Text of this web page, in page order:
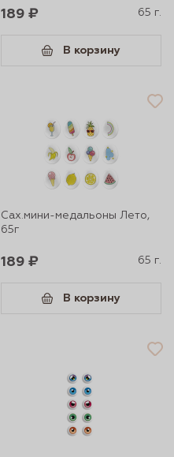
189 ₽ 65 г.
В корзину
Сах.мини-медальоны Лето,
65г
189 ₽ 65 г.
В корзину